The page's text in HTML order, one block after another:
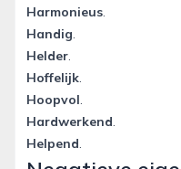
Harmonieus.
Handig.
Helder.
Hoffelijk.
Hoopvol.
Hardwerkend.
Helpend.